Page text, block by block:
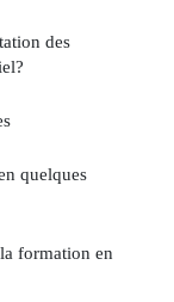
des
quelques
formation en